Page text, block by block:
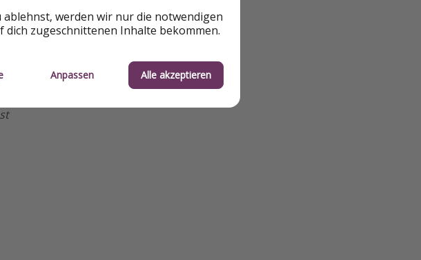
werden wir nur die notwendigen
zugeschnittenen Inhalte bekommen.
Anpassen Alle akzeptieren